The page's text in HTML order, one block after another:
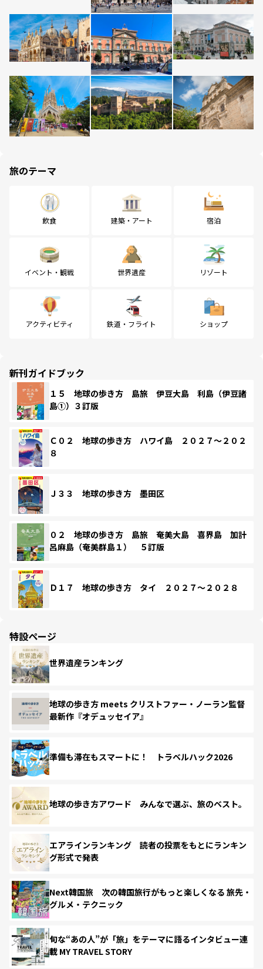
旅のテーマ
飲食 建築・アート 宿泊
イベント・観戦 世界遺産 リゾート
アクティビティ 鉄道・フライト ショップ
新刊ガイドブック
１５ 地球の歩き方 島旅 伊豆大島 利島（伊豆諸
島①）３訂版
Ｃ０２ 地球の歩き方 ハワイ島 ２０２７～２０２
８
Ｊ３３ 地球の歩き方 墨田区
０２ 地球の歩き方 島旅 奄美大島 喜界島 加計
呂麻島（奄美群島１） ５訂版
Ｄ１７ 地球の歩き方 タイ ２０２７～２０２８
特設ページ
世界遺産ランキング
地球の歩き方 meets クリストファー・ノーラン監督
最新作『オデュッセイア』
準備も滞在もスマートに！ トラベルハック2026
地球の歩き方アワード みんなで選ぶ、旅のベスト。
エアラインランキング 読者の投票をもとにランキン
グ形式で発表
Next韓国旅 次の韓国旅行がもっと楽しくなる 旅先・
グルメ・テクニック
旬な“あの人”が「旅」をテーマに語るインタビュー連
載 MY TRAVEL STORY